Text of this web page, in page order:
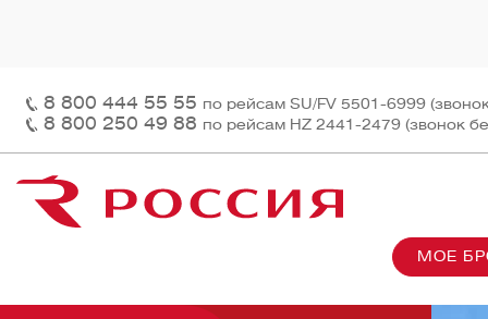
8 800 444 55 55 по рейсам SU/FV 5501-6999
8 800 250 49 88 по рейсам HZ 2441-2479 (звонок
МОЕ